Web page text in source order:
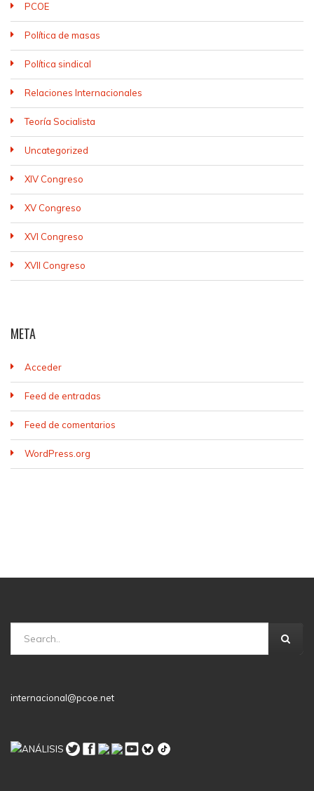
PCOE
Política de masas
Política sindical
Relaciones Internacionales
Teoría Socialista
Uncategorized
XIV Congreso
XV Congreso
XVI Congreso
XVII Congreso
META
Acceder
Feed de entradas
Feed de comentarios
WordPress.org
internacional@pcoe.net